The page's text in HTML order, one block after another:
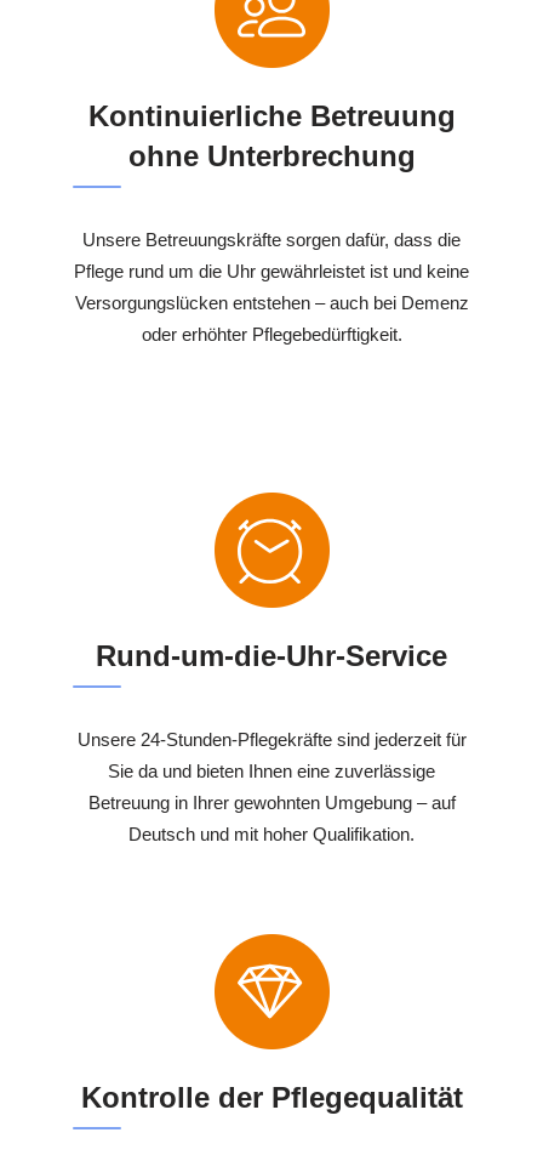
Kontinuierliche Betreuung
ohne Unterbrechung
Unsere Betreuungskräfte sorgen dafür, dass die
Pflege rund um die Uhr gewährleistet ist und keine
Versorgungslücken entstehen – auch bei Demenz
oder erhöhter Pflegebedürftigkeit.
Rund-um-die-Uhr-Service
Unsere 24-Stunden-Pflegekräfte sind jederzeit für
Sie da und bieten Ihnen eine zuverlässige
Betreuung in Ihrer gewohnten Umgebung – auf
Deutsch und mit hoher Qualifikation.
Kontrolle der Pflegequalität